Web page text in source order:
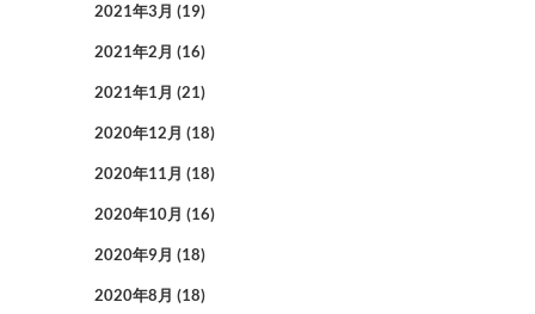
2021年3月 (19)
2021年2月 (16)
2021年1月 (21)
2020年12月 (18)
2020年11月 (18)
2020年10月 (16)
2020年9月 (18)
2020年8月 (18)